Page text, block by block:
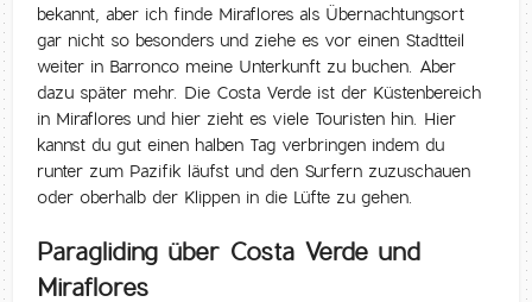
bekannt, aber ich finde Miraflores als Übernachtungsort
gar nicht so besonders und ziehe es vor einen Stadtteil
weiter in Barronco meine Unterkunft zu buchen. Aber
dazu später mehr. Die Costa Verde ist der Küstenbereich
in Miraflores und hier zieht es viele Touristen hin. Hier
kannst du gut einen halben Tag verbringen indem du
runter zum Pazifik läufst und den Surfern zuzuschauen
oder oberhalb der Klippen in die Lüfte zu gehen.
Paragliding über Costa Verde und
Miraflores